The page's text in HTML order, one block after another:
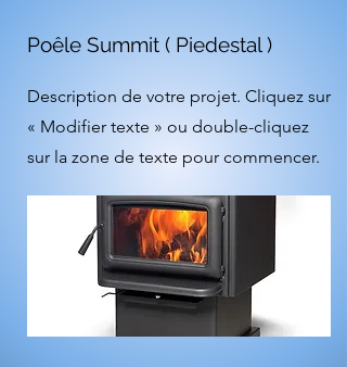
Poêle Summit ( Piedestal )
Description de votre projet. Cliquez sur
« Modifier texte » ou double-cliquez
sur la zone de texte pour commencer.